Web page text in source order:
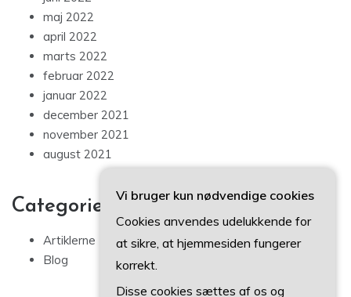
maj 2022
april 2022
marts 2022
februar 2022
januar 2022
december 2021
november 2021
august 2021
Categories
Artiklerne
Blog
Vi bruger kun nødvendige cookies
Cookies anvendes udelukkende for
at sikre, at hjemmesiden fungerer
korrekt.
Disse cookies sættes af os og